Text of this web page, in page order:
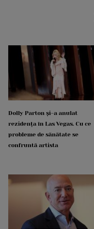
Dolly Parton și-a anulat
rezidența în Las Vegas. Cu ce
probleme de sănătate se
confruntă artista